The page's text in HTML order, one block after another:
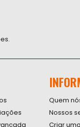
Quem
Nossos
Criar